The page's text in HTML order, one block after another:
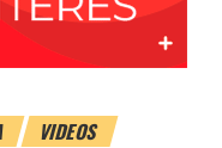
de
VIDEOS